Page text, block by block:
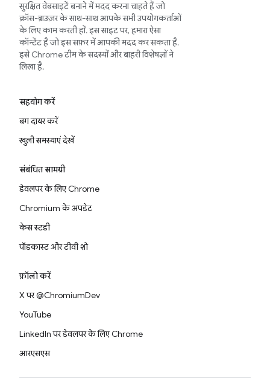
सुरक्षित वेबसाइटें बनाने में मदद करना चाहते हैं जो
क्रॉस-ब्राउज़र के साथ-साथ आपके सभी उपयोगकर्ताओं
के लिए काम करती हों. इस साइट पर, हमारा ऐसा
कॉन्टेंट है जो इस सफ़र में आपकी मदद कर सकता है.
इसे Chrome टीम के सदस्यों और बाहरी विशेषज्ञों ने
लिखा है.
सहयोग करें
बग दायर करें
खुली समस्याएं देखें
संबंधित सामग्री
डेवलपर के लिए Chrome
Chromium के अपडेट
केस स्टडी
पॉडकास्ट और टीवी शो
फ़ॉलो करें
X पर @ChromiumDev
YouTube
LinkedIn पर डेवलपर के लिए Chrome
आरएसएस